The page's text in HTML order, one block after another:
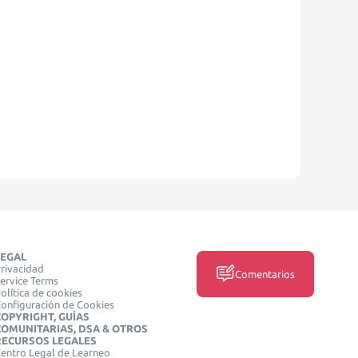
Terms
de cookies
de Cookies
GUÍAS
DSA & OTROS
LEGALES
Legal de Learneo
Comentarios